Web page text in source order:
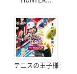
テニスの王子様